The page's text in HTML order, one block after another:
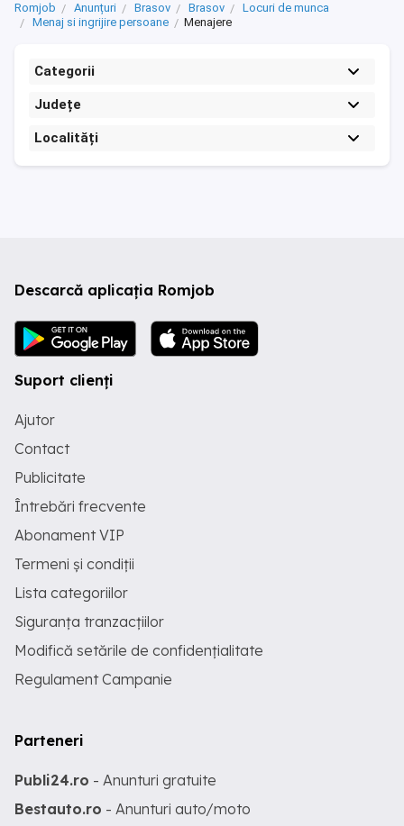
Romjob Anunțuri Brasov Brasov
Locuri de munca
Menaj si ingrijire persoane
Menajere
Categorii
Județe
Localități
Descarcă aplicația Romjob
Suport clienți
Ajutor
Contact
Publicitate
Întrebări frecvente
Abonament VIP
Termeni și condiții
Lista categoriilor
Siguranța tranzacțiilor
Modifică setările de confidențialitate
Regulament Campanie
Parteneri
Publi24.ro - Anunturi gratuite
Bestauto.ro - Anunturi auto/moto